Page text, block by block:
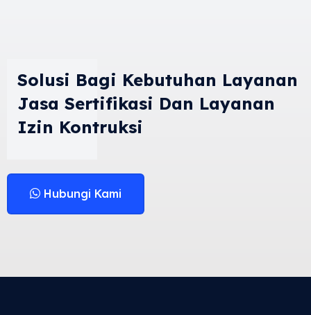
Solusi Bagi Kebutuhan Layanan
Jasa Sertifikasi Dan Layanan
Izin Kontruksi
Hubungi Kami